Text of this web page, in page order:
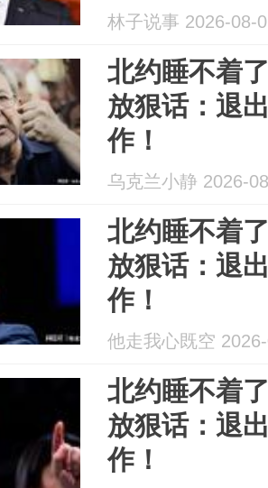
林子说事 2026-08-
北约睡不着
放狠话：退
作！
乌克兰小静 2026-
北约睡不着
放狠话：退
作！
他走我心既空
北约睡不着
放狠话：退
作！